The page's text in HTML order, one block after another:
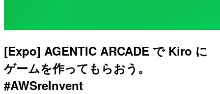
[Expo] AGENTIC ARCADE で Kiro に
ゲームを作ってもらおう。
#AWSreInvent